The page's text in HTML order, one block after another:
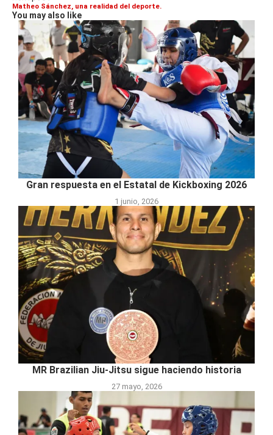
Matheo Sánchez, una realidad del deporte.
You may also like
Gran respuesta en el Estatal de Kickboxing 2026
1 junio, 2026
MR Brazilian Jiu-Jitsu sigue haciendo historia
27 mayo, 2026